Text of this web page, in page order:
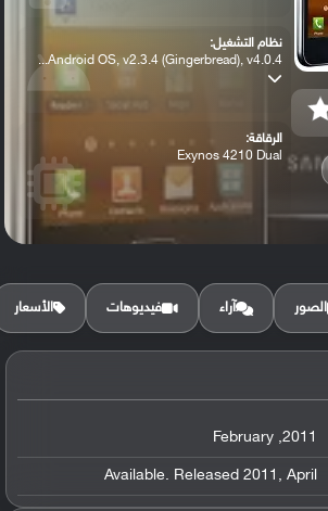
نظام التشغيل:
Android OS, v2.3.4 (Gingerbread), v4.0.4...
الرقاقة:
Exynos 4210 Dual
الرام / التخزين:
الصور آراء فيديوهات الأسعار
2011, February
Available. Released 2011, April